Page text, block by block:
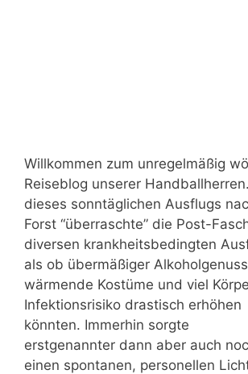
Willkommen zum unregelmäßig
Reiseblog unserer
dieses sonntäglichen Ausflugs
Forst “überraschte” die Post-
diversen krankheitsbedingten
als ob übermäßiger
wärmende Kostüme und viel
Infektionsrisiko drastisch erhöhen
könnten. Immerhin sorgte
erstgenannter dann aber auch
einen spontanen, personellen